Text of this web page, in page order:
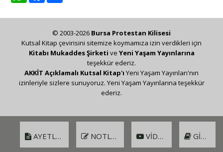
AYETLER NOTLAR VIDEO GIRIŞ
© 2003-2026 Bursa Protestan Kilisesi
Kutsal Kitap çevirisini sitemize koymamıza izin verdikleri için
Kitabı Mukaddes Şirketi ve Yeni Yaşam Yayınlarına
teşekkür ederiz.
AKKİT Açıklamalı Kutsal Kitap'ı Yeni Yaşam Yayınları'nın
izinleriyle sizlere sunuyoruz. Yeni Yaşam Yayınlarına teşekkür
ederiz.